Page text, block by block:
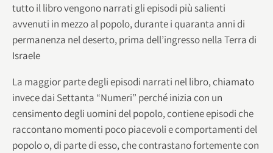
tutto il libro vengono narrati gli episodi più salienti
avvenuti in mezzo al popolo, durante i quaranta anni di
permanenza nel deserto, prima dell’ingresso nella Terra di
Israele
La maggior parte degli episodi narrati nel libro, chiamato
invece dai Settanta “Numeri” perché inizia con un
censimento degli uomini del popolo, contiene episodi che
raccontano momenti poco piacevoli e comportamenti del
popolo o, di parte di esso, che contrastano fortemente con